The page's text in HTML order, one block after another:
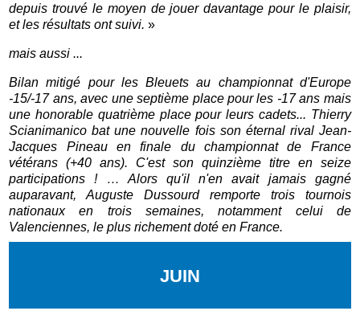
depuis trouvé le moyen de jouer davantage pour le plaisir,
et les résultats ont suivi. »
mais aussi ...
Bilan mitigé pour les Bleuets au championnat d'Europe
-15/-17 ans, avec une septième place pour les -17 ans mais
une honorable quatrième place pour leurs cadets... Thierry
Scianimanico bat une nouvelle fois son éternal rival Jean-
Jacques Pineau en finale du championnat de France
vétérans (+40 ans). C'est son quinzième titre en seize
participations ! … Alors qu'il n'en avait jamais gagné
auparavant, Auguste Dussourd remporte trois tournois
nationaux en trois semaines, notamment celui de
Valenciennes, le plus richement doté en France.
JUIN